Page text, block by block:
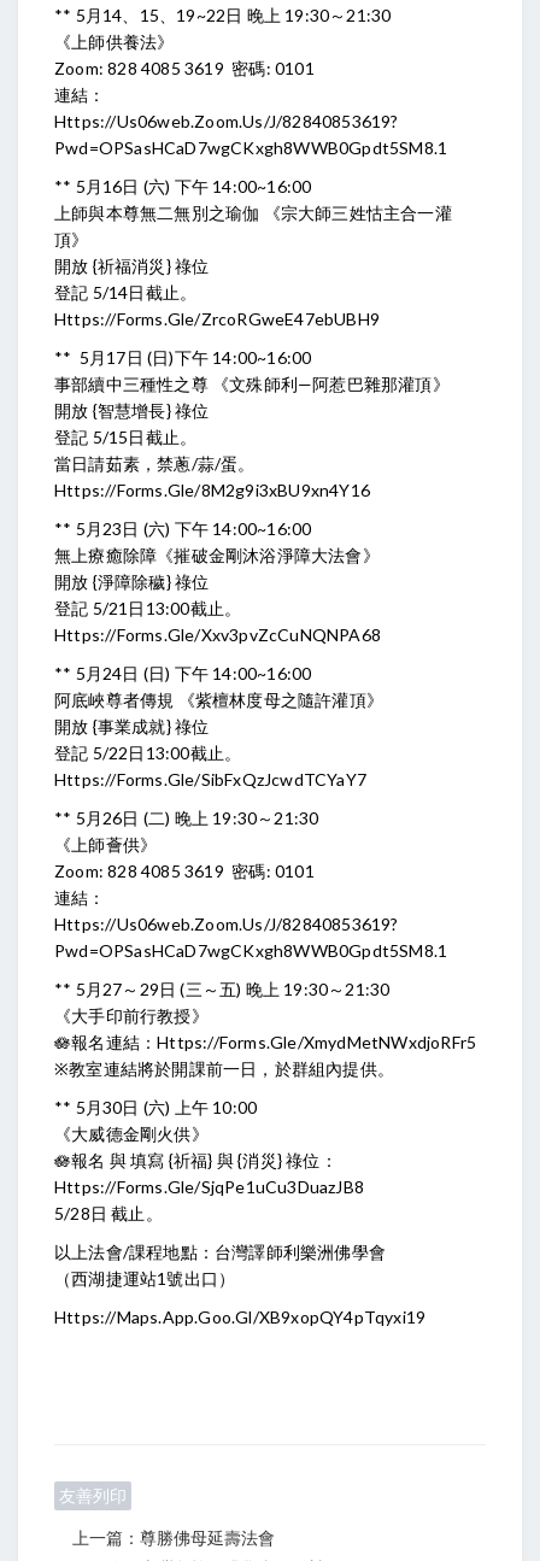
** 5月14、15、19~22日 晚上 19:30～21:30
《上師供養法》
Zoom: 828 4085 3619 密碼: 0101
連結：
Https://us06web.zoom.us/j/82840853619?
Pwd=oPSasHCaD7wgCKxgh8WWB0Gpdt5SM8.1
** 5月16日 (六) 下午 14:00~16:00
上師與本尊無二無別之瑜伽 《宗大師三姓怙主合一灌
頂》
開放 {祈福消災} 祿位
登記 5/14日截止。
Https://forms.gle/ZrcoRGweE47ebUBH9
** 5月17日 (日)下午 14:00~16:00
事部續中三種性之尊 《文殊師利—阿惹巴雜那灌頂》
開放 {智慧增長} 祿位
登記 5/15日截止。
當日請茹素，禁蔥/蒜/蛋。
Https://forms.gle/8M2g9i3xBU9xn4Y16
** 5月23日 (六) 下午 14:00~16:00
無上療癒除障《摧破金剛沐浴淨障大法會》
開放 {淨障除穢} 祿位
登記 5/21日13:00截止。
Https://forms.gle/Xxv3pvZcCuNQNPA68
** 5月24日 (日) 下午 14:00~16:00
阿底峽尊者傳規 《紫檀林度母之隨許灌頂》
開放 {事業成就} 祿位
登記 5/22日13:00截止。
Https://forms.gle/sibFxQzJcwdTCYaY7
** 5月26日 (二) 晚上 19:30～21:30
《上師薈供》
Zoom: 828 4085 3619 密碼: 0101
連結：
Https://us06web.zoom.us/j/82840853619?
Pwd=oPSasHCaD7wgCKxgh8WWB0Gpdt5SM8.1
** 5月27～29日 (三～五) 晚上 19:30～21:30
《大手印前行教授》
🪷報名連結：Https://forms.gle/XmydMetNWxdjoRFr5
※教室連結將於開課前一日，於群組內提供。
** 5月30日 (六) 上午 10:00
《大威德金剛火供》
🪷報名 與 填寫 {祈福} 與 {消災} 祿位：
Https://forms.gle/SjqPe1uCu3DuazJB8
5/28日 截止。
以上法會/課程地點：台灣譯師利樂洲佛學會
（西湖捷運站1號出口）
Https://maps.app.goo.gl/xB9xopQY4pTqyxi19
友善列印
上一篇：尊勝佛母延壽法會